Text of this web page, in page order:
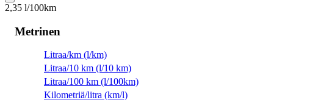
2,35 l/100km
Metrinen
Litraa/km (l/km)
Litraa/10 km (l/10 km)
Litraa/100 km (l/100km)
Kilometriä/litra (km/l)